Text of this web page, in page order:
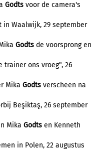
Godts voor de camera's
Waalwijk, 29 september
Godts de voorsprong en
trainer ons vroeg", 26
Mika Godts verscheen na
Beşiktaş, 26 september
Mika Godts en Kenneth
in Polen, 22 augustus